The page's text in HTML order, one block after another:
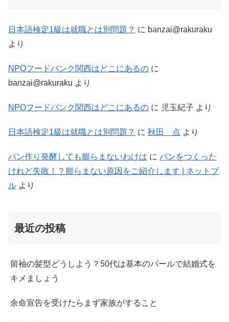
日本語検定1級は就職とは別問題？ に banzai@rakuraku
より
NPOフードバンク関西はどこにあるの に
banzai@rakuraku より
NPOフードバンク関西はどこにあるの に 児玉紀子 より
日本語検定1級は就職とは別問題？ に 秋田 点 より
パン作り発酵しても膨らまないわけは に パンをつくった
けれど失敗！？膨らまない原因をご紹介します | ネットブ
ル より
最近の投稿
留袖の髪型どうしよう？50代は基本のパールで結婚式を
キメましょう
余命宣告を受けたらまず家族がすること